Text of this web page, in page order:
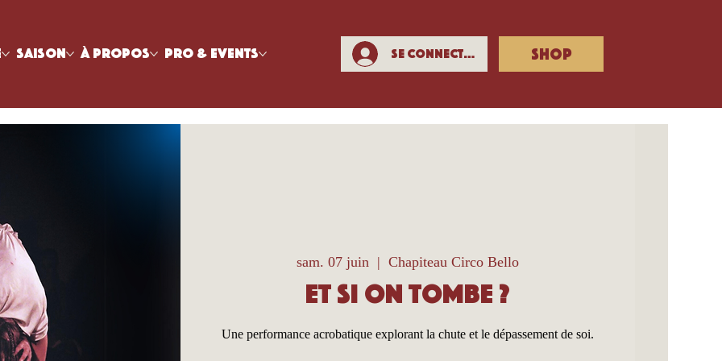
Saison À propos Pro & Events Se connecter SHOP
sam. 07 juin
  |
Chapiteau Circo Bello
Et si on tombe ?
Une performance acrobatique explorant la chute et le dépassement de soi.